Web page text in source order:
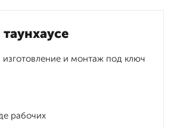
и монтаж под ключ
рабочих